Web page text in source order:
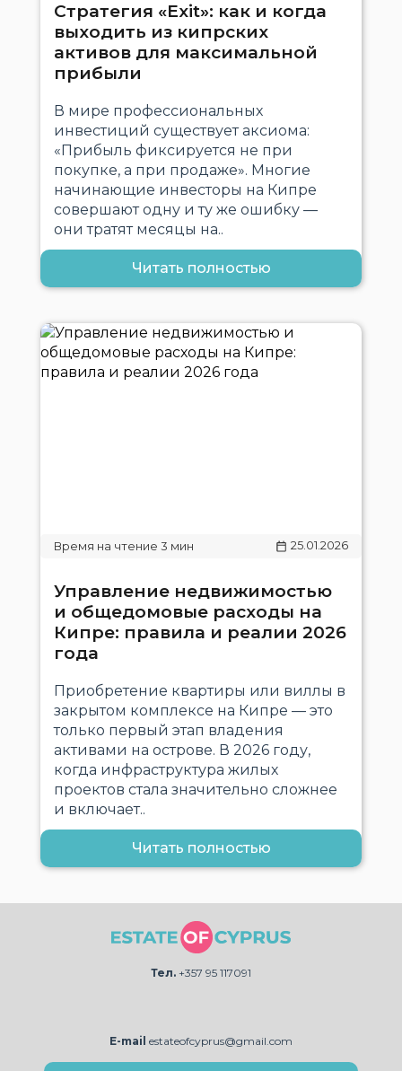
Стратегия «Exit»: как и когда
выходить из кипрских
активов для максимальной
прибыли
В мире профессиональных
инвестиций существует аксиома:
«Прибыль фиксируется не при
покупке, а при продаже». Многие
начинающие инвесторы на Кипре
совершают одну и ту же ошибку —
они тратят месяцы на..
Читать полностью
25.01.2026
Управление недвижимостью
и общедомовые расходы на
Кипре: правила и реалии 2026
года
Приобретение квартиры или виллы в
закрытом комплексе на Кипре — это
только первый этап владения
активами на острове. В 2026 году,
когда инфраструктура жилых
проектов стала значительно сложнее
и включает..
Читать полностью
Тел. +357 95 117091
E-mail estateofcyprus@gmail.com